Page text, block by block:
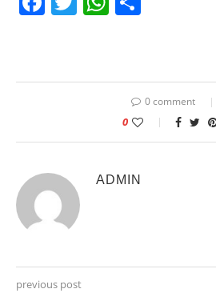
0 comment
0
ADMIN
previous post